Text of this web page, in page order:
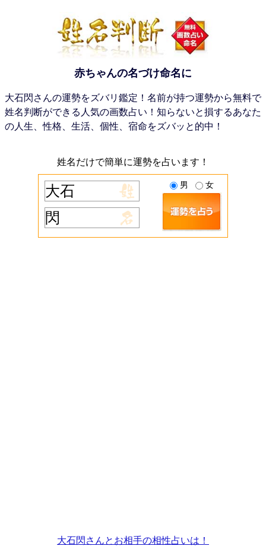
赤ちゃんの名づけ命名に
大石閃さんの運勢をズバリ鑑定！名前が持つ運勢から無料で
姓名判断ができる人気の画数占い！知らないと損するあなた
の人生、性格、生活、個性、宿命をズバッと的中！
姓名だけで簡単に運勢を占います！
男 女
大石閃さんとお相手の相性占いは！